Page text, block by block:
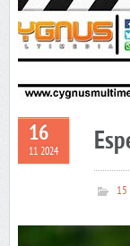
16
11 2024
15